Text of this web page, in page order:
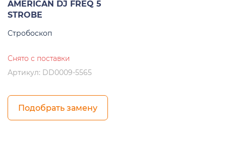
AMERICAN DJ FREQ 5
STROBE
Стробоскоп
Снято с поставки
Артикул: DD0009-5565
Подобрать замену